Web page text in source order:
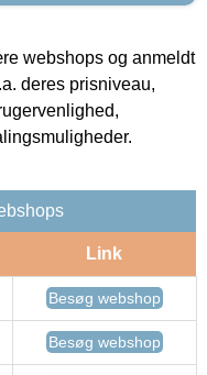
webshops og anmeldt
deres prisniveau,
Link
Besøg webshop
Besøg webshop